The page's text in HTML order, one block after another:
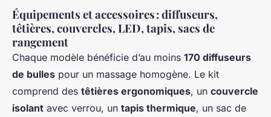
Équipements et accessoires : diffuseurs,
têtières, couvercles, LED, tapis, sacs de
rangement
Chaque modèle bénéficie d’au moins 170 diffuseurs
de bulles pour un massage homogène. Le kit
comprend des têtières ergonomiques, un couvercle
isolant avec verrou, un tapis thermique, un sac de